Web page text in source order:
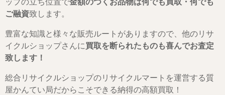
ご融資致します。
豊富な知識と様々な販売ルートがありますので、他のリサ
イクルショップさんに買取を断られたものも喜んでお査定
致します！
総合リサイクルショップのリサイクルマートを運営する質
屋かんてい局だからこそできる納得の高額買取！